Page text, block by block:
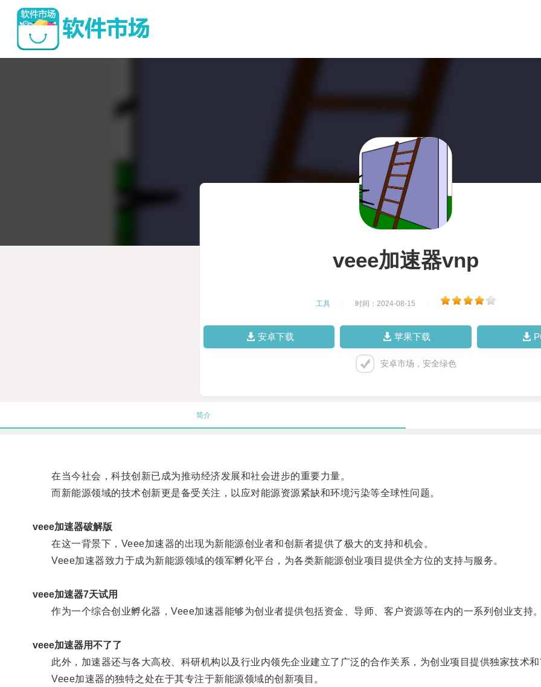
veee加速器vnp
工具 时间：2024-08-15
安卓下载 苹果下载
安卓市场，安全绿色
简介
在当今社会，科技创新已成为推动经济发展和社会进步的重要力量。
而新能源领域的技术创新更是备受关注，以应对能源资源紧缺和环境污染等全球性问题。
veee加速器破解版
在这一背景下，Veee加速器的出现为新能源创业者和创新者提供了极大的支持和机会。
Veee加速器致力于成为新能源领域的领军孵化平台，为各类新能源创业项目提供全方位的支持与服务。
veee加速器7天试用
作为一个综合创业孵化器，Veee加速器能够为创业者提供包括资金、导师、客户资源等在内的一系列创业支持。
veee加速器用不了了
此外，加速器还与各大高校、科研机构以及行业内领先企业建立了广泛的合作关系，为创业项目提供独家技术和
Veee加速器的独特之处在于其专注于新能源领域的创新项目。